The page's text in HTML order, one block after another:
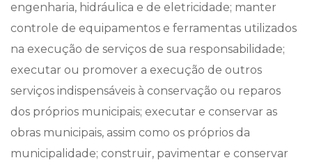
engenharia, hidráulica e de eletricidade; manter
controle de equipamentos e ferramentas utilizados
na execução de serviços de sua responsabilidade;
executar ou promover a execução de outros
serviços indispensáveis à conservação ou reparos
dos próprios municipais; executar e conservar as
obras municipais, assim como os próprios da
municipalidade; construir, pavimentar e conservar